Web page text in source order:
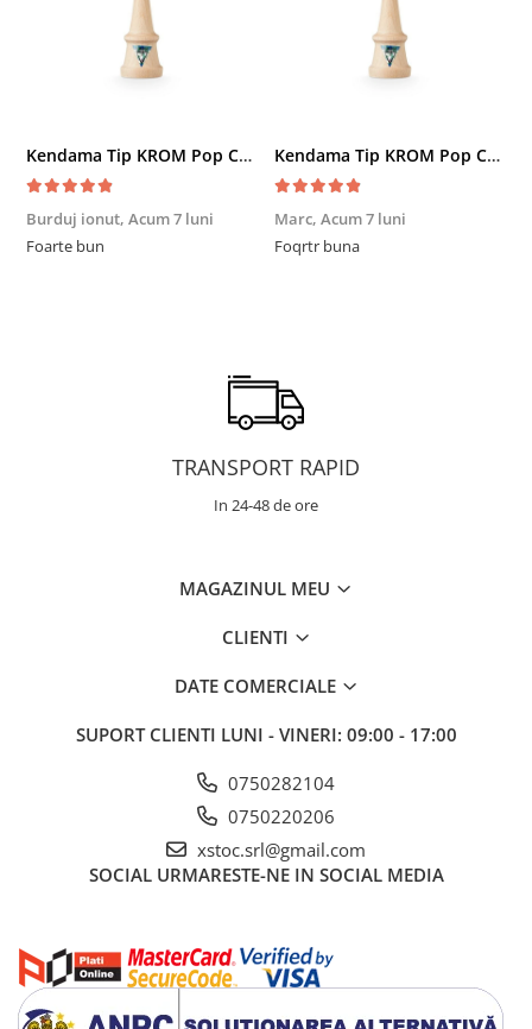
Kendama Tip KROM Pop Chrome Pop LOL Clear, Sky Blue
Burduj ionut, Acum 7 luni
Foarte bun
Kendama Tip KROM Pop Chrome Pop LOL Clear, Sky Blue
Marc, Acum 7 luni
Foqrtr buna
TRANSPORT RAPID
In 24-48 de ore
MAGAZINUL MEU
CLIENTI
DATE COMERCIALE
SUPORT CLIENTI LUNI - VINERI: 09:00 - 17:00
0750282104
0750220206
xstoc.srl@gmail.com
SOCIAL URMARESTE-NE IN SOCIAL MEDIA